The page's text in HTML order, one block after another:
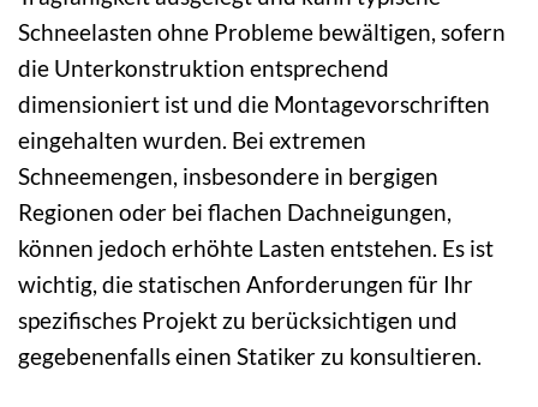
Schneelasten ohne Probleme bewältigen, sofern
die Unterkonstruktion entsprechend
dimensioniert ist und die Montagevorschriften
eingehalten wurden. Bei extremen
Schneemengen, insbesondere in bergigen
Regionen oder bei flachen Dachneigungen,
können jedoch erhöhte Lasten entstehen. Es ist
wichtig, die statischen Anforderungen für Ihr
spezifisches Projekt zu berücksichtigen und
gegebenenfalls einen Statiker zu konsultieren.